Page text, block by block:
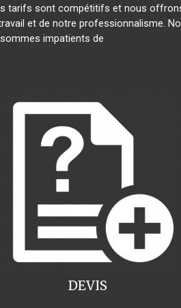
tarifs sont compétitifs et nous
et de notre professionnalisme.
impatients de
DEVIS